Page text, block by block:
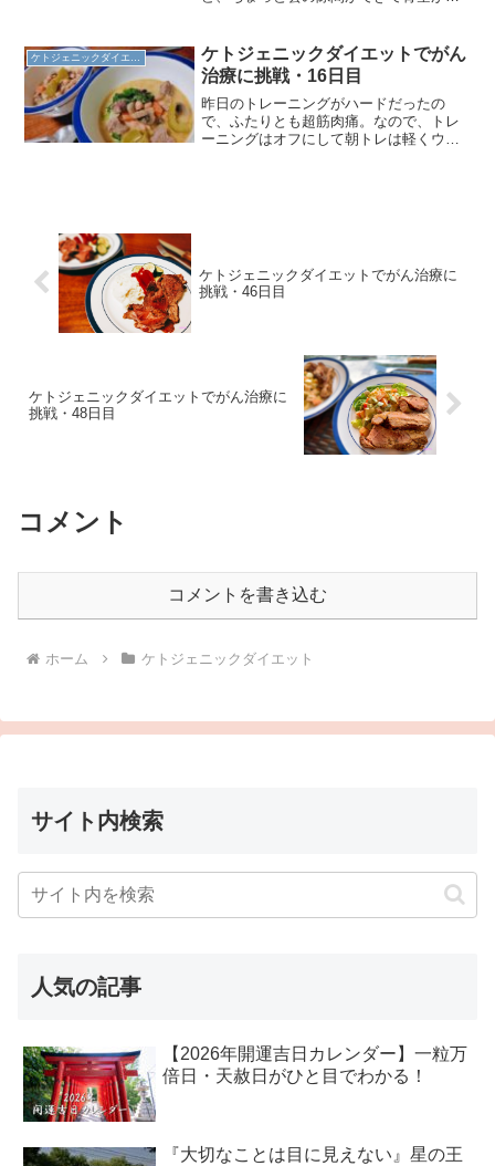
ちも上げてもらえる！ビーチウォークに
出かける前に体重を計って...
ケトジェニックダイエットでがん
治療に挑戦・16日目
昨日のトレーニングがハードだったの
で、ふたりとも超筋肉痛。なので、トレ
ーニングはオフにして朝トレは軽くウォ
ケトジェニックダイエットでがん治療に
挑戦・46日目
ケトジェニックダイエットでがん治療に
挑戦・48日目
コメント
コメントを書き込む
ホーム ケトジェニックダイエット
サイト内検索
人気の記事
【2026年開運吉日カレンダー】一粒万
倍日・天赦日がひと目でわかる！
『大切なことは目に見えない』星の王